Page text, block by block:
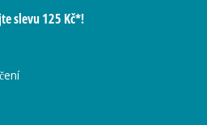
slevu 125 Kč*!